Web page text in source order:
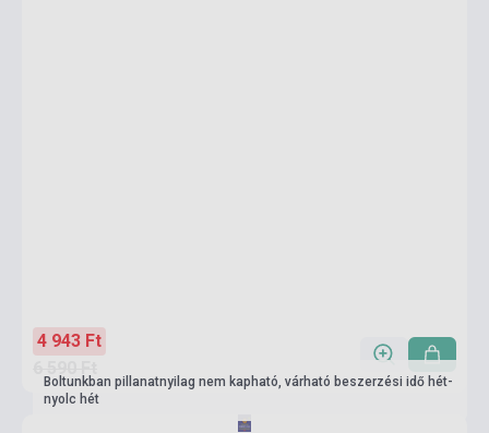
4 943 Ft
Boltunkban pillanatnyilag nem kapható, várható beszerzési idő hét-
nyolc hét